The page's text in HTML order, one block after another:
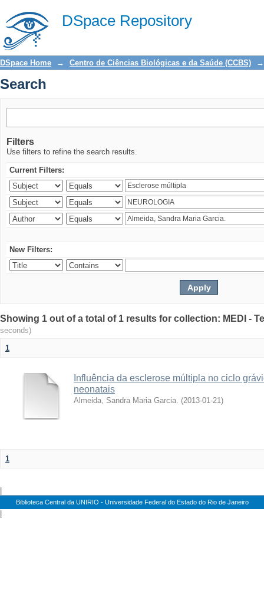
DSpace Repository
Search
DSpace Home → Centro de Ciências Biológicas e da Saúde (CCBS) →
Search
Filters
Use filters to refine the search results.
Current Filters:
New Filters:
Showing 1 out of a total of 1 results for collection: MEDI -
seconds)
1
Influência da esclerose múltipla no ciclo
neonatais
Almeida, Sandra Maria Garcia. (2013-01-21)
1
Biblioteca Central da UNIRIO - Universidade Federal do Estado do Rio de Janeiro